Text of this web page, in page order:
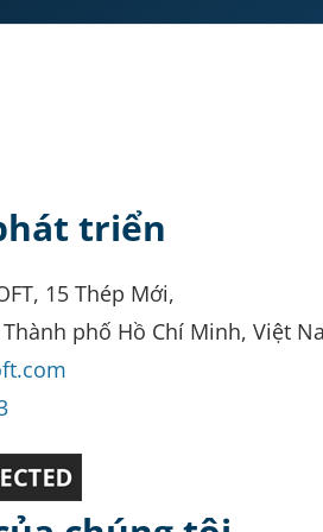
triển
15 Thép Mới,
phố Hồ Chí Minh, Việt